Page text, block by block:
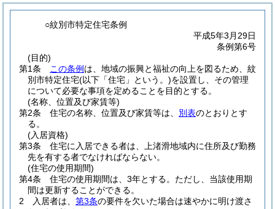
○紋別市特定住宅条例
平成5年3月29日
条例第6号
(目的)
第1条
この条例 は、地域の振興と福祉の向上を図るため、紋
別市特定住宅(以下「住宅」という。)を設置し、その管理
について必要な事項を定めることを目的とする。
(名称、位置及び家賃等)
第2条
住宅の名称、位置及び家賃等は、 別表のとおりとす
る。
(入居資格)
第3条
住宅に入居できる者は、上渚滑地域内に住所及び勤務
先を有する者でなければならない。
(住宅の使用期間)
第4条
住宅の使用期間は、3年とする。 ただし、当該使用期
間は更新することができる。
2
入居者は、 第3条の要件を欠いた場合は速やかに明け渡さ